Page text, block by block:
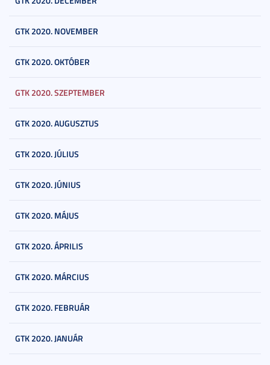
GTK 2020. NOVEMBER
GTK 2020. OKTÓBER
GTK 2020. SZEPTEMBER
GTK 2020. AUGUSZTUS
GTK 2020. JÚLIUS
GTK 2020. JÚNIUS
GTK 2020. MÁJUS
GTK 2020. ÁPRILIS
GTK 2020. MÁRCIUS
GTK 2020. FEBRUÁR
GTK 2020. JANUÁR